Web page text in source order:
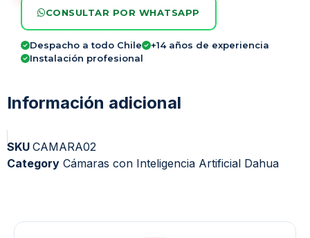
CONSULTAR POR WHATSAPP
Despacho a todo Chile
+14 años de experiencia
Instalación profesional
Información adicional
SKU CAMARA02
Category Cámaras con Inteligencia Artificial Dahua